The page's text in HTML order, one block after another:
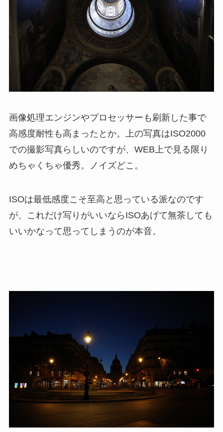
画像処理エンジンやプロセッサーも刷新した事で
高感度耐性も高まったとか。上の写真はISO2000
での撮影写真らしいのですが、WEB上で見る限り
めちゃくちゃ優秀。ノイズどこ。
ISOは最低感度こそ至高と思っている派なのです
が、これだけ写りがいいならISOあげて無茶しても
いいかなって思ってしまうのが本音。